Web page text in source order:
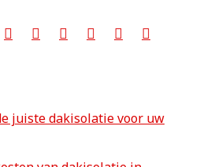
juiste dakisolatie voor uw